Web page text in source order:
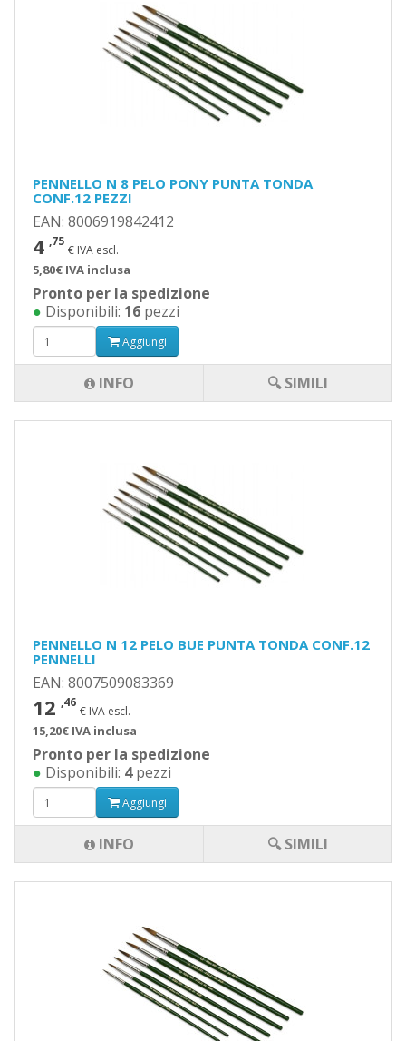
PENNELLO N 8 PELO PONY PUNTA TONDA
CONF.12 PEZZI
EAN: 8006919842412
4 ,75
€ IVA escl.
5,80€ IVA inclusa
Pronto per la spedizione
● Disponibili: 16 pezzi
Aggiungi
INFO 🔍 SIMILI
PENNELLO N 12 PELO BUE PUNTA TONDA CONF.12
PENNELLI
EAN: 8007509083369
12 ,46
€ IVA escl.
15,20€ IVA inclusa
Pronto per la spedizione
● Disponibili: 4pezzi
Aggiungi
INFO 🔍 SIMILI